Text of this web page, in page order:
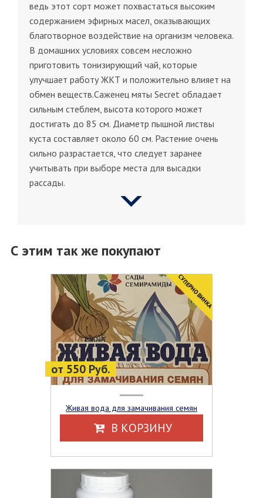
ведь этот сорт может похвастаться высоким
содержанием эфирных масел, оказывающих
благотворное воздействие на организм человека.
В домашних условиях совсем несложно
приготовить тонизирующий чай, которые
улучшает работу ЖКТ и положительно влияет на
обмен веществ.Саженец мяты Secret обладает
сильным стеблем, высота которого может
достигать до 85 см. Диаметр пышной листвы
куста составляет около 60 см. Растение очень
сильно разрастается, что следует заранее
учитывать при выборе места для высадки
рассады.
С этим так же покупают
от 550 Руб.
CУПЕРНОВИНКА
Живая вода для замачивания семян
В КОРЗИНУ